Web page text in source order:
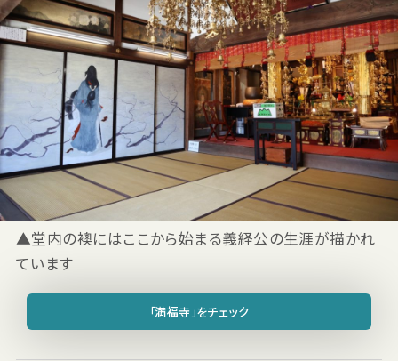
▲堂内の襖にはここから始まる義経公の生涯が描かれ
ています
「満福寺」をチェック